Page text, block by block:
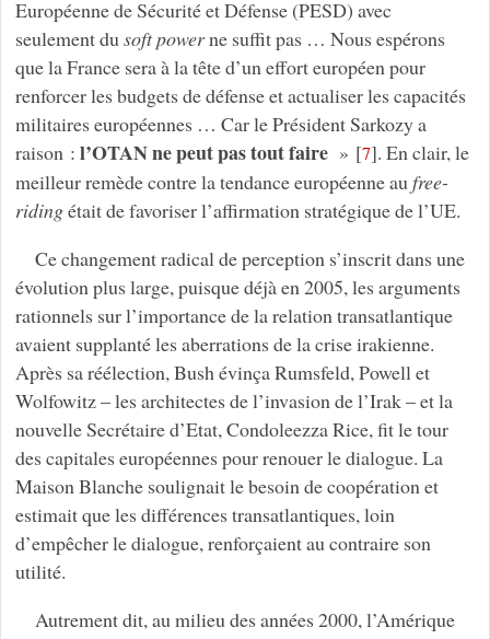
Européenne de Sécurité et Défense (PESD) avec
seulement dusoft powerne suffit pas … Nous espérons
que la France sera à la tête d’un effort européen pour
renforcer les budgets de défense et actualiser les capacités
militaires européennes … Car le Président Sarkozy a
raison : l’OTAN ne peut pas tout faire » [7]. En clair, le
meilleur remède contre la tendance européenne aufree-
ridingétait de favoriser l’affirmation stratégique de l’UE.
Ce changement radical de perception s’inscrit dans une
évolution plus large, puisque déjà en 2005, les arguments
rationnels sur l’importance de la relation transatlantique
avaient supplanté les aberrations de la crise irakienne.
Après sa réélection, Bush évinça Rumsfeld, Powell et
Wolfowitz – les architectes de l’invasion de l’Irak – et la
nouvelle Secrétaire d’Etat, Condoleezza Rice, fit le tour
des capitales européennes pour renouer le dialogue. La
Maison Blanche soulignait le besoin de coopération et
estimait que les différences transatlantiques, loin
d’empêcher le dialogue, renforçaient au contraire son
utilité.
Autrement dit, au milieu des années 2000, l’Amérique